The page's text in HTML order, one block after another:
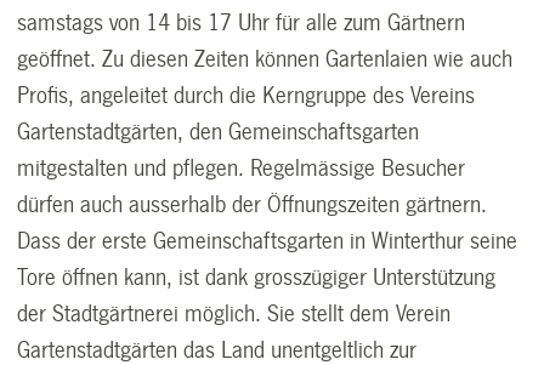
samstags von 14 bis 17 Uhr für alle zum Gärtnern
geöffnet. Zu diesen Zeiten können Gartenlaien wie auch
Profis, angeleitet durch die Kerngruppe des Vereins
Gartenstadtgärten, den Gemeinschaftsgarten
mitgestalten und pflegen. Regelmässige Besucher
dürfen auch ausserhalb der Öffnungszeiten gärtnern.
Dass der erste Gemeinschaftsgarten in Winterthur seine
Tore öffnen kann, ist dank grosszügiger Unterstützung
der Stadtgärtnerei möglich. Sie stellt dem Verein
Gartenstadtgärten das Land unentgeltlich zur